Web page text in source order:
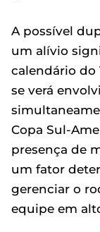
A possível
um alívio
calendário do
se verá
Copa Sul-
presença de
um fator
gerenciar o
equipe em